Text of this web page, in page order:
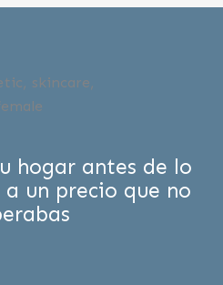
hogar antes de lo
un precio que no